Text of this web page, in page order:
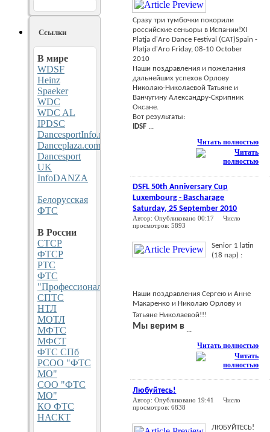
Ссылки
В мире
WDSF
Heinz
Spaeker
WDC
WDC AL
IPDSC
DancesportInfo.net
Danceplaza.com
Dancesport
UK
InfoDANZA
Белорусская
ФТС
В России
CТСР
ФТСР
РТС
ФТС
"Профессионал"
СПТС
НТЛ
МОТЛ
МФТС
МФСТ
ФТС СПб
РСОО "ФТС
МО"
СОО "ФТС
МО"
КО ФТС
НАСКТ
Сразу три тумбочки покорили
российские сеньоры в Испании!XI
Platja d'Aro Dance Festival (CAT)Spain -
Platja d'Aro Friday, 08-10 October
2010
Наши поздравления и пожелания
дальнейших успехов Орлову
Николаю-Николаевой Татьяне и
Ванчугину Александру-Скрипник
Оксане.
Вот результаты:
IDSF ...
Читать полностью
DSFL 50th Anniversary Cup
Luxembourg - Bascharage
Saturday, 25 September 2010
Автор: Опубликовано 00:17 Число
просмотров: 5893
Senior 1 latin
(18 пар) :
Наши поздравления Сергею и Анне
Макаренко и Николаю Орлову и
Татьяне Николаевой!!!
Мы верим в ...
Читать полностью
Любуйтесь!
Автор: Опубликовано 19:41 Число
просмотров: 6838
ЛЮБУЙТЕСЬ!